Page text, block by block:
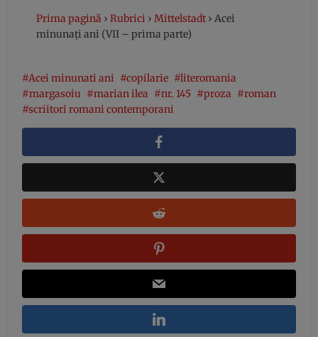
Prima pagină › Rubrici › Mittelstadt › Acei
minunați ani (VII – prima parte)
Acei minunati ani copilarie
literomania
margasoiu
marian ilea nr. 145 proza
roman
scriitori romani contemporani